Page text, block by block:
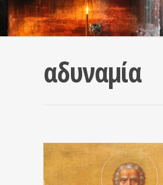
αδυναμία